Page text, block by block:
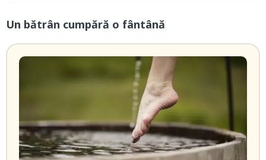
Un bătrân cumpără o fântână